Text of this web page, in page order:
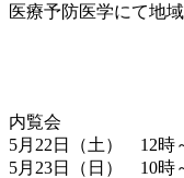
医療予防医学にて地
内覧会
5月22日（土） 12時
5月23日（日） 10時